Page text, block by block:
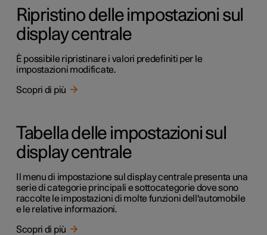
Ripristino delle impostazioni sul
display centrale
È possibile ripristinare i valori predefiniti per le
impostazioni modificate.
Scopri di più
Tabella delle impostazioni sul
display centrale
Il menu di impostazione sul display centrale presenta una
serie di categorie principali e sottocategorie dove sono
raccolte le impostazioni di molte funzioni dell'automobile
e le relative informazioni.
Scopri di più